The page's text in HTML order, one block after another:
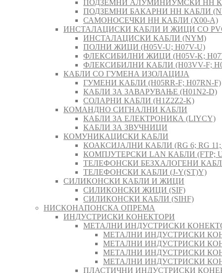
ПОДЗЕМНИ АЛУМИНИУМСКИ НН
ПОДЗЕМНИ БАКАРНИ НН КАБЛИ
САМОНОСЕЧКИ НН КАБЛИ (X00-A)
ИНСТАЛАЦИСКИ КАБЛИ И ЖИЦИ СО
ИНСТАЛАЦИСКИ КАБЛИ (NYM)
ПОЛНИ ЖИЦИ (H05V-U; H07V-U)
ФЛЕКСИБИЛНИ ЖИЦИ (H05V-K;
ФЛЕКСИБИЛНИ КАБЛИ (H03VV-F;
КАБЛИ СО ГУМЕНА ИЗОЛАЦИЈА
ГУМЕНИ КАБЛИ (H05RR-F; H07RN-F)
КАБЛИ ЗА ЗАВАРУВАЊЕ (H01N2-D)
СОЛАРНИ КАБЛИ (H1Z2Z2-K)
КОМАНДНО СИГНАЛНИ КАБЛИ
КАБЛИ ЗА ЕЛЕКТРОНИКА (LIYCY)
КАБЛИ ЗА ЗВУЧНИЦИ
КОМУНИКАЦИСКИ КАБЛИ
КОАКСИЈАЛНИ КАБЛИ (RG 6; RG 11;
КОМПЈУТЕРСКИ LAN КАБЛИ (FTP;
ТЕЛЕФОНСКИ БЕЗХАЛОГЕНИ
ТЕЛЕФОНСКИ КАБЛИ (J-Y(ST)Y)
СИЛИКОНСКИ КАБЛИ И ЖИЦИ
СИЛИКОНСКИ ЖИЦИ (SIF)
СИЛИКОНСКИ КАБЛИ (SIHF)
НИСКОНАПОНСКА ОПРЕМА
ИНДУСТРИСКИ КОНЕКТОРИ
МЕТАЛНИ ИНДУСТРИСКИ
МЕТАЛНИ ИНДУСТРИСКИ
МЕТАЛНИ ИНДУСТРИСКИ
МЕТАЛНИ ИНДУСТРИСКИ
МЕТАЛНИ ИНДУСТРИСКИ
ПЛАСТИЧНИ ИНДУСТРИСКИ